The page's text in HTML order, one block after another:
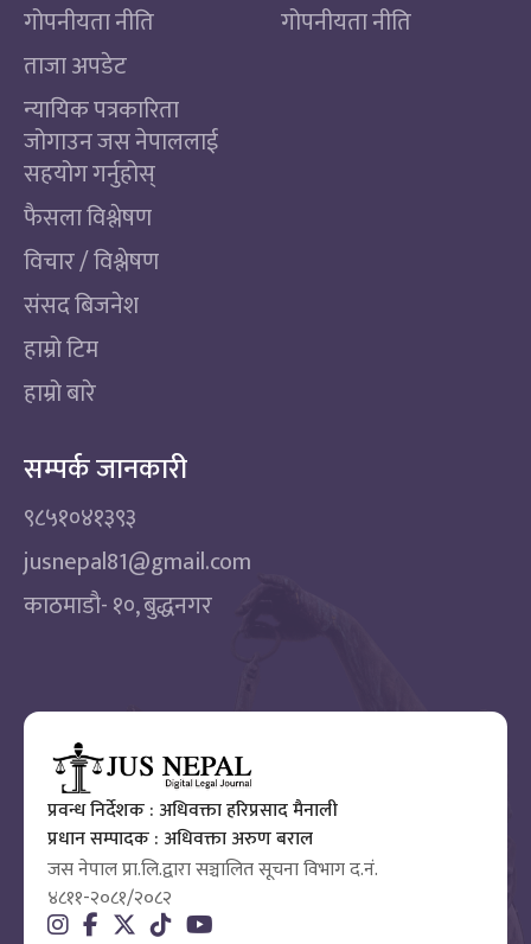
गोपनीयता नीति
ताजा अपडेट
न्यायिक पत्रकारिता
जोगाउन जस नेपाललाई
सहयोग गर्नुहोस्
फैसला विश्लेषण
विचार / विश्लेषण
संसद बिजनेश
हाम्रो टिम
हाम्रो बारे
गोपनीयता नीति
सम्पर्क जानकारी
९८५१०४१३९३
jusnepal81@gmail.com
काठमाडाै‌- १०, बुद्धनगर
प्रवन्ध निर्देशक : अधिवक्ता हरिप्रसाद मैनाली
प्रधान सम्पादक : अधिवक्ता अरुण बराल
जस नेपाल प्रा.लि.द्वारा सञ्चालित सूचना विभाग द.नं.
४८११-२०८१/२०८२